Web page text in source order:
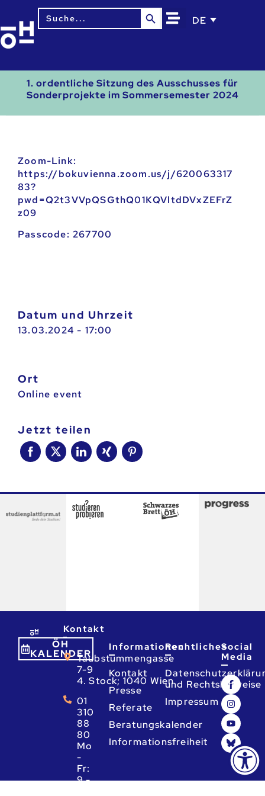
Search
for:
Search Button
DE
1. ordentliche Sitzung des Ausschusses für
Sonderprojekte im Sommersemester 2024
Zoom-Link:
https://bokuvienna.zoom.us/j/620063317
83?
pwd=Q2t3VVpQSGthQ01KQVltdDVxZEFrZ
z09
Passcode: 267700
Datum und Uhrzeit
13.03.2024 - 17:00
Ort
Online event
jetzt teilen
ÖH
KALENDER
Kontakt
Taubstummengasse
7-9
4. Stock; 1040 Wien
01
310
88
80
Mo
-
Fr:
9 -
Informationen
Kontakt
Presse
Referate
Beratungskalender
Informationsfreiheit
Rechtliches
und Rechtshinweise
Impressum
Social
Media